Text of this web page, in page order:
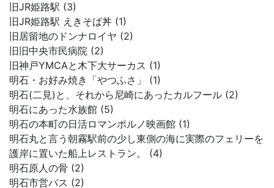
旧JR姫路駅 (3)
旧JR姫路駅 えきそば丼 (1)
旧居留地のドンナロイヤ (2)
旧旧中央市民病院 (2)
旧神戸YMCAと木下大サーカス (1)
明石・お好み焼き「やつふさ」 (1)
明石(二見)と、それから尼崎にあったカルフール (2)
明石にあった水族館 (5)
明石の本町の日活ロマンポルノ映画館 (1)
明石丸と言う朝霧駅前の少し東側の海に実際のフェリーを
護岸に置いた船上レストラン。 (4)
明石原人の骨 (2)
明石市営バス (2)